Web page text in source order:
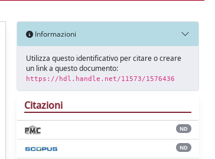
Informazioni
Utilizza questo identificativo per citare o creare
un link a questo documento:
https://hdl.handle.net/11573/1576436
Citazioni
ND
ND